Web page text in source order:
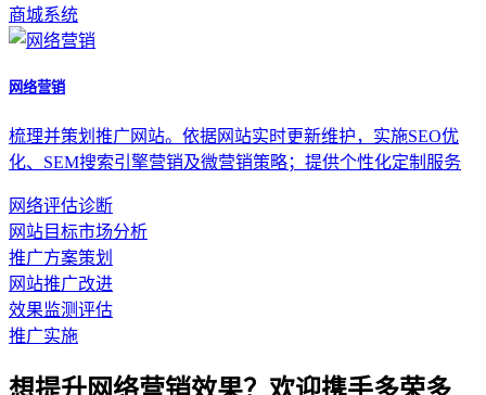
商城系统
网络营销
梳理并策划推广网站。依据网站实时更新维护，实施SEO优
化、SEM搜索引擎营销及微营销策略；提供个性化定制服务
网络评估诊断
网站目标市场分析
推广方案策划
网站推广改进
效果监测评估
推广实施